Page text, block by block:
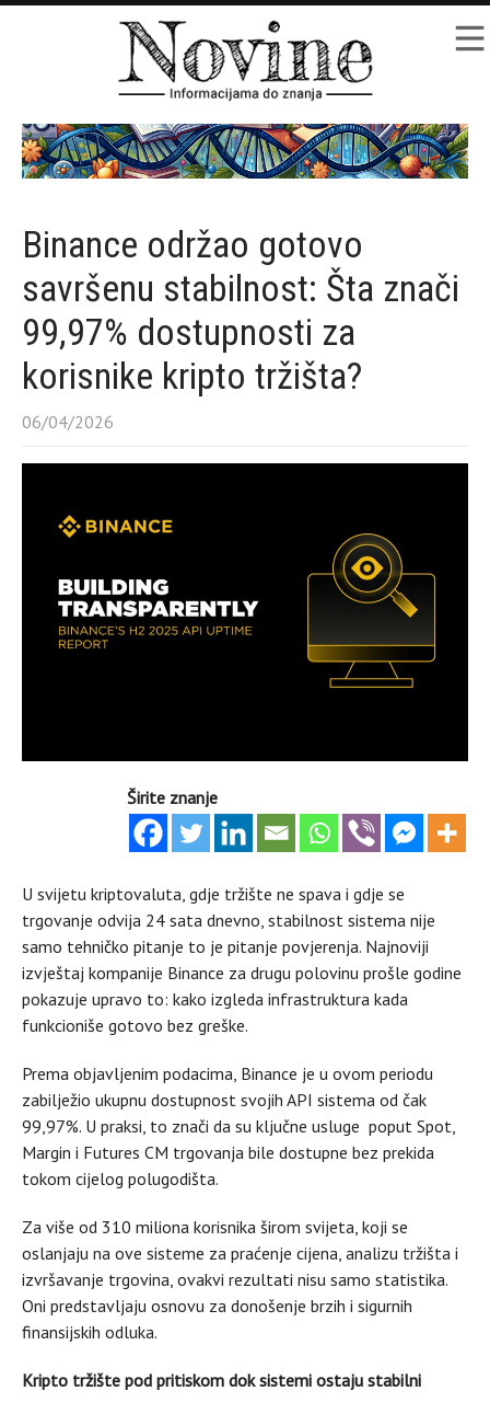
Binance održao gotovo
savršenu stabilnost: Šta znači
99,97% dostupnosti za
korisnike kripto tržišta?
06/04/2026
Širite znanje
U svijetu kriptovaluta, gdje tržište ne spava i gdje se
trgovanje odvija 24 sata dnevno, stabilnost sistema nije
samo tehničko pitanje to je pitanje povjerenja. Najnoviji
izvještaj kompanije Binance za drugu polovinu prošle godine
pokazuje upravo to: kako izgleda infrastruktura kada
funkcioniše gotovo bez greške.
Prema objavljenim podacima, Binance je u ovom periodu
zabilježio ukupnu dostupnost svojih API sistema od čak
99,97%. U praksi, to znači da su ključne usluge poput Spot,
Margin i Futures CM trgovanja bile dostupne bez prekida
tokom cijelog polugodišta.
Za više od 310 miliona korisnika širom svijeta, koji se
oslanjaju na ove sisteme za praćenje cijena, analizu tržišta i
izvršavanje trgovina, ovakvi rezultati nisu samo statistika.
Oni predstavljaju osnovu za donošenje brzih i sigurnih
finansijskih odluka.
Kripto tržište pod pritiskom dok sistemi ostaju stabilni